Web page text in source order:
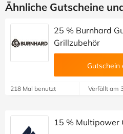
Ähnliche Gutscheine
25 % Burnhard
Grillzubehör
Gutschein
218 Mal benutzt Verfällt am
15 % Multipower